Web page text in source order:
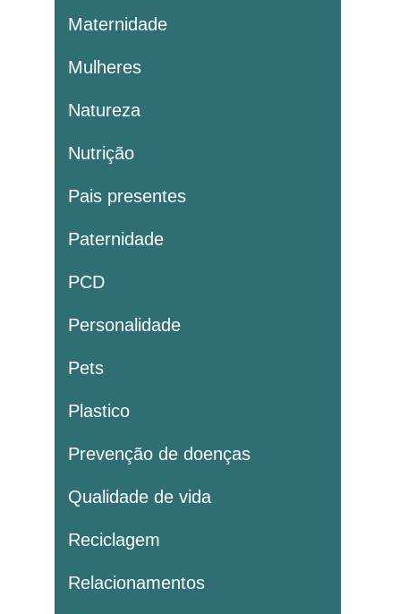
Maternidade
Mulheres
Natureza
Nutrição
Pais presentes
Paternidade
PCD
Personalidade
Pets
Plastico
Prevenção de doenças
Qualidade de vida
Reciclagem
Relacionamentos